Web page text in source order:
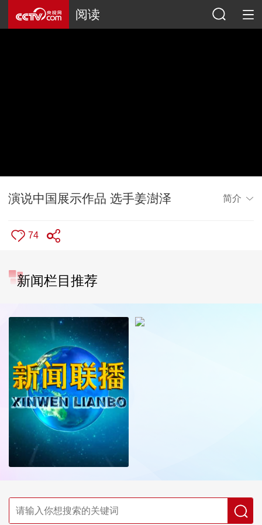
阅读
演说中国展示作品 选手姜澍泽 简介
74
新闻栏目推荐